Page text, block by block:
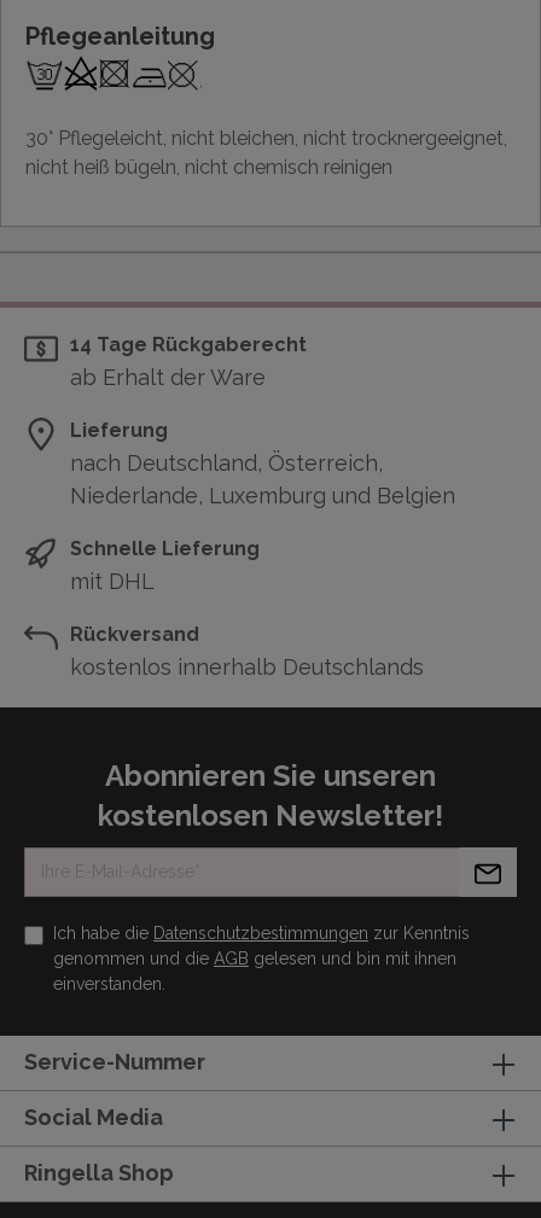
Pflegeanleitung
30° Pflegeleicht, nicht bleichen, nicht trocknergeeignet,
nicht heiß bügeln, nicht chemisch reinigen
14 Tage Rückgaberecht
ab Erhalt der Ware
Lieferung
nach Deutschland, Österreich,
Niederlande, Luxemburg und Belgien
Schnelle Lieferung
mit DHL
Rückversand
kostenlos innerhalb Deutschlands
Abonnieren Sie unseren
kostenlosen Newsletter!
Ich habe die Datenschutzbestimmungen zur Kenntnis
genommen und die AGB gelesen und bin mit ihnen
einverstanden.
Service-Nummer
Social Media
Ringella Shop